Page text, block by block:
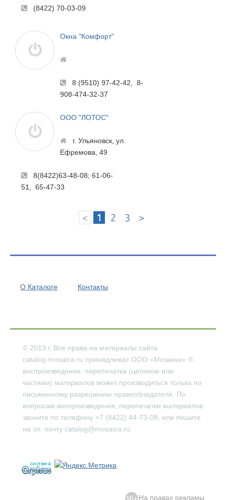
(8422) 70-03-09
Окна "Комфорт"
8 (9510) 97-42-42, 8-
908-474-32-37
ООО "ЛОТОС"
г. Ульяновск, ул.
Ефремова, 49
8(8422)63-48-08; 61-06-
51, 65-47-33
< 1 2 3 >
О Каталоге Контакты
© 2013 г. Все права на материалы сайта
catalog.mosaica.ru принадлежат ООО «Мозаика» ® ,
воспроизведение, перепечатка (целиком или
частями) материалов может производиться только по
письменному разрешению правообладателя. По
вопросам воспроизведения, перепечатки материалов
звоните по телефону +7 (8422) 44-73-08, или пишите
на эл. почту catalog@mosaica.ru.
На правах рекламы